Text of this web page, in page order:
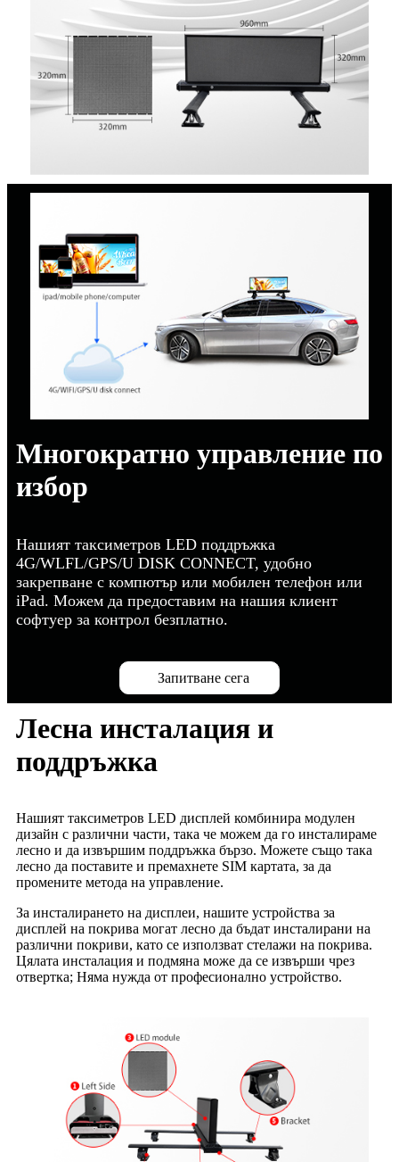
Многократно управление по
избор
Нашият таксиметров LED поддръжка
4G/WLFL/GPS/U DISK CONNECT, удобно
закрепване с компютър или мобилен телефон или
iPad. Можем да предоставим на нашия клиент
софтуер за контрол безплатно.
Запитване сега
Лесна инсталация и
поддръжка
Нашият таксиметров LED дисплей комбинира модулен
дизайн с различни части, така че можем да го инсталираме
лесно и да извършим поддръжка бързо. Можете също така
лесно да поставите и премахнете SIM картата, за да
промените метода на управление.
За инсталирането на дисплеи, нашите устройства за
дисплей на покрива могат лесно да бъдат инсталирани на
различни покриви, като се използват стелажи на покрива.
Цялата инсталация и подмяна може да се извърши чрез
отвертка; Няма нужда от професионално устройство.